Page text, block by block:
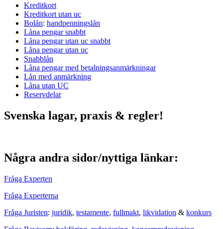
Kreditkort
Kreditkort utan uc
Bolån: handpenningslån
Låna pengar snabbt
Låna pengar utan uc snabbt
Låna pengar utan uc
Snabblån
Låna pengar med betalningsanmärkningar
Lån med anmärkning
Låna utan UC
Reservdelar
Svenska lagar, praxis & regler!
Några andra sidor/nyttiga länkar:
Fråga Experten
Fråga Experterna
Fråga Juristen: juridik, testamente, fullmakt, likvidation & konkurs